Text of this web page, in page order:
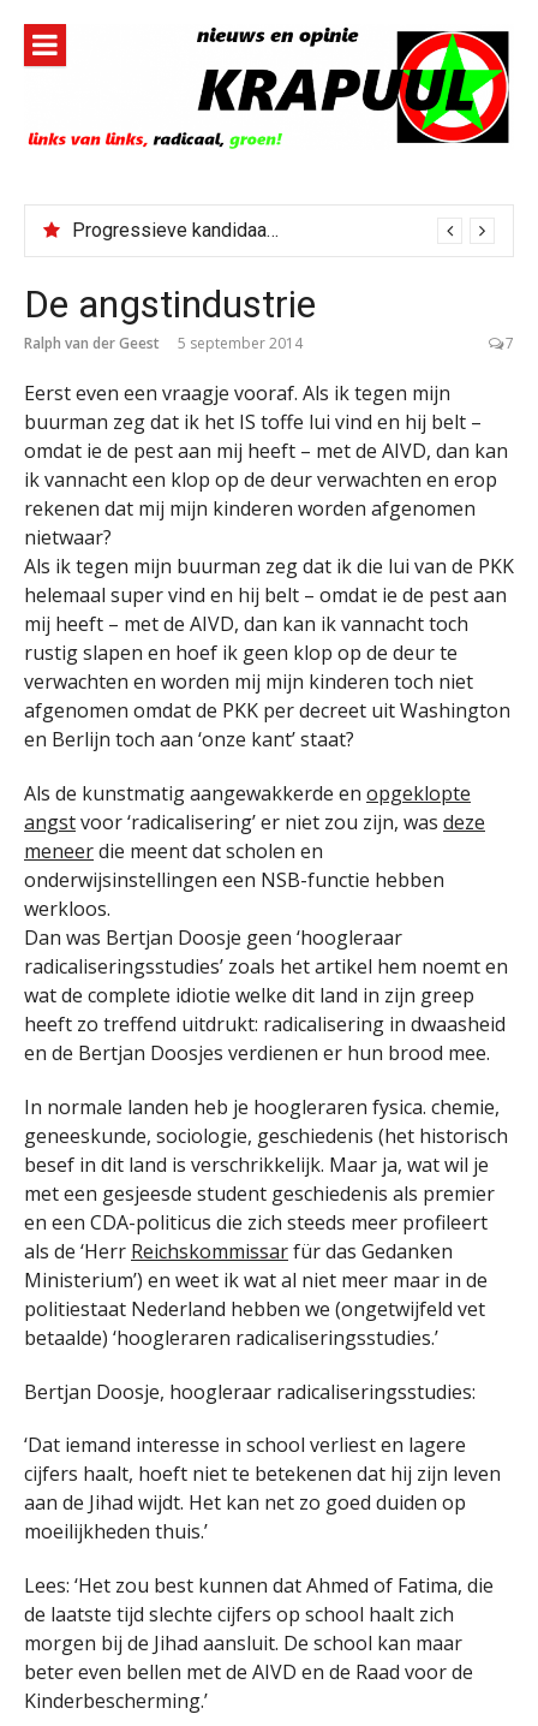
inhoud
Progressieve kandidaat El-Sayed senaatskandidaat Michigan
De angstindustrie
Ralph van der Geest 5 september 2014 7
Eerst even een vraagje vooraf. Als ik tegen mijn
buurman zeg dat ik het IS toffe lui vind en hij belt –
omdat ie de pest aan mij heeft – met de AIVD, dan kan
ik vannacht een klop op de deur verwachten en erop
rekenen dat mij mijn kinderen worden afgenomen
nietwaar?
Als ik tegen mijn buurman zeg dat ik die lui van de PKK
helemaal super vind en hij belt – omdat ie de pest aan
mij heeft – met de AIVD, dan kan ik vannacht toch
rustig slapen en hoef ik geen klop op de deur te
verwachten en worden mij mijn kinderen toch niet
afgenomen omdat de PKK per decreet uit Washington
en Berlijn toch aan ‘onze kant’ staat?
Als de kunstmatig aangewakkerde en opgeklopte
angstvoor ‘radicalisering’ er niet zou zijn, was deze
meneerdie meent dat scholen en
onderwijsinstellingen een NSB-functie hebben
werkloos.
Dan was Bertjan Doosje geen ‘hoogleraar
radicaliseringsstudies’ zoals het artikel hem noemt en
wat de complete idiotie welke dit land in zijn greep
heeft zo treffend uitdrukt: radicalisering in dwaasheid
en de Bertjan Doosjes verdienen er hun brood mee.
In normale landen heb je hoogleraren fysica. chemie,
geneeskunde, sociologie, geschiedenis (het historisch
besef in dit land is verschrikkelijk. Maar ja, wat wil je
met een gesjeesde student geschiedenis als premier
en een CDA-politicus die zich steeds meer profileert
als de ‘Herr Reichskommissarfür das Gedanken
Ministerium’) en weet ik wat al niet meer maar in de
politiestaat Nederland hebben we (ongetwijfeld vet
betaalde) ‘hoogleraren radicaliseringsstudies.’
Bertjan Doosje, hoogleraar radicaliseringsstudies:
‘Dat iemand interesse in school verliest en lagere
cijfers haalt, hoeft niet te betekenen dat hij zijn leven
aan de Jihad wijdt. Het kan net zo goed duiden op
moeilijkheden thuis.’
Lees: ‘Het zou best kunnen dat Ahmed of Fatima, die
de laatste tijd slechte cijfers op school haalt zich
morgen bij de Jihad aansluit. De school kan maar
beter even bellen met de AIVD en de Raad voor de
Kinderbescherming.’